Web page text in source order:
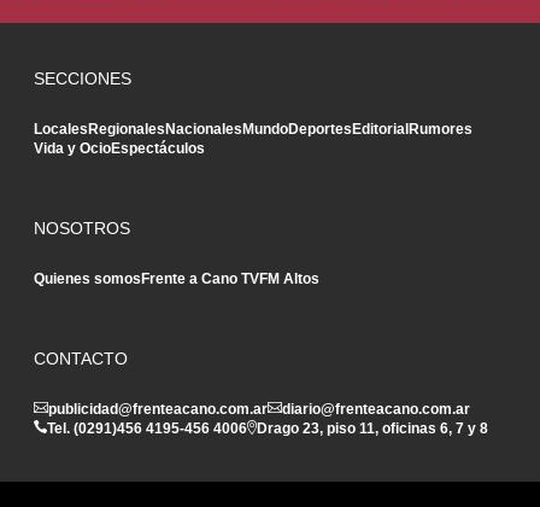
SECCIONES
LocalesRegionalesNacionalesMundoDeportesEditorialRumores
Vida y OcioEspectáculos
NOSOTROS
Quienes somosFrente a Cano TVFM Altos
CONTACTO
publicidad@frenteacano.com.ar
diario@frenteacano.com.ar
Tel. (0291)456 4195-456 4006 Drago 23, piso 11, oficinas 6, 7 y 8